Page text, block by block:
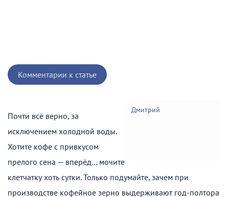
Комментарии к статье
Дмитрий
Почти всё верно, за
исключением холодной воды.
Хотите кофе с привкусом
прелого сена — вперёд… мочите
клетчатку хоть сутки. Только подумайте, зачем при
производстве кофейное зерно выдерживают год-полтора